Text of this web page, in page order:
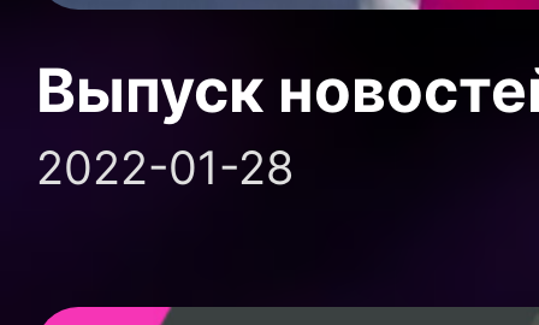
Выпуск
2022-01-28